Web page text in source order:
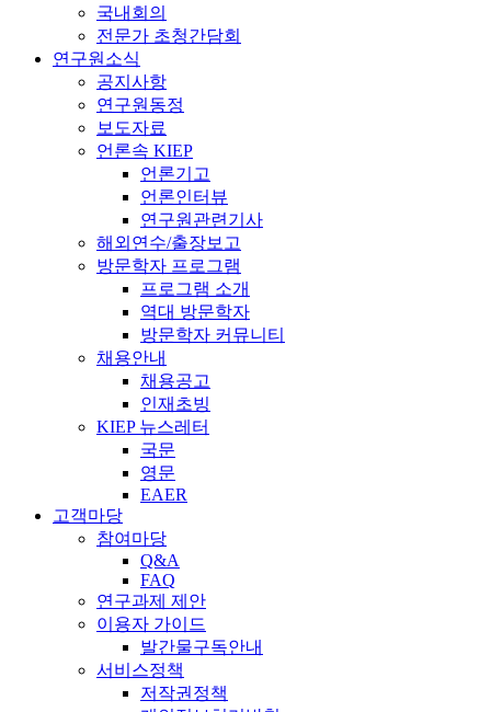
국내회의
전문가 초청간담회
연구원소식
공지사항
연구원동정
보도자료
언론속 KIEP
언론기고
언론인터뷰
연구원관련기사
해외연수/출장보고
방문학자 프로그램
프로그램 소개
역대 방문학자
방문학자 커뮤니티
채용안내
채용공고
인재초빙
KIEP 뉴스레터
국문
영문
EAER
고객마당
참여마당
Q&A
FAQ
연구과제 제안
이용자 가이드
발간물구독안내
서비스정책
저작권정책